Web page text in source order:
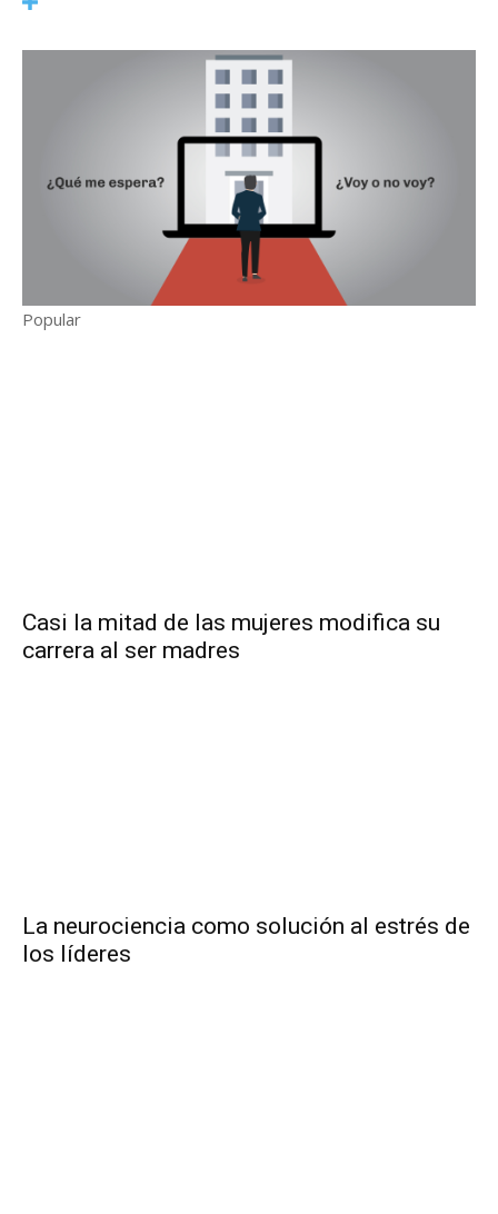
Popular
Casi la mitad de las mujeres modifica su
carrera al ser madres
La neurociencia como solución al estrés de
los líderes